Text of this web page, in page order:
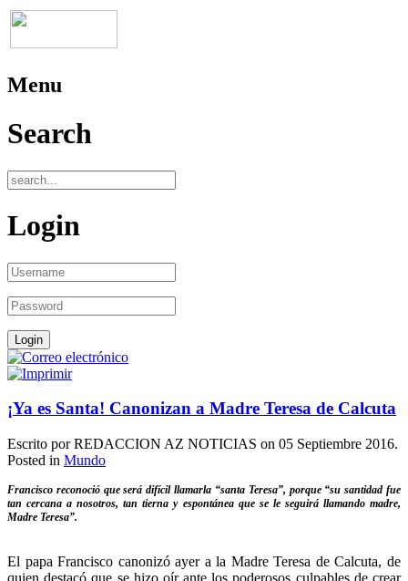
Menu
Search
Login
¡Ya es Santa! Canonizan a Madre Teresa de Calcuta
Escrito por REDACCION AZ NOTICIAS on 05 Septiembre 2016.
Posted in Mundo
Francisco reconoció que será difícil llamarla “santa Teresa”, porque “su santidad fue
tan cercana a nosotros, tan tierna y espontánea que se le seguirá llamando madre,
Madre Teresa”.
El papa Francisco canonizó ayer a la Madre Teresa de Calcuta, de
quien destacó que se hizo oír ante los poderosos culpables de crear